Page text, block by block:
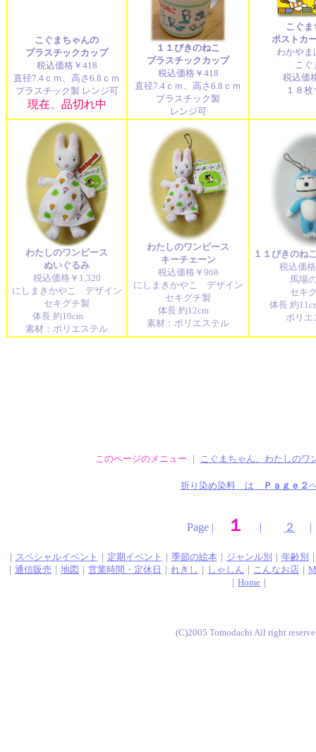
こぐまちゃんの
プラスチックカップ
税込価格￥418
直径7.4ｃｍ、高さ6.8ｃｍ
プラスチック製 レンジ可
現在、品切れ中
１１ぴきのねこ
プラスチックカップ
税込価格￥418
直径7.4ｃｍ、高さ6.8ｃｍ
プラスチック製
レンジ可
こぐま
ポストカ
わかや
こぐ
税込価
１８
わたしのワンピース
ぬいぐるみ
税込価格￥1,320
にしまきかやこ デザイン
セキグチ製
体長 約19cm
素材：ポリエステル
わたしのワンピース
キーチェーン
税込価格￥968
にしまきかやこ デザイン
セキグチ製
体長 約12cm
素材：ポリエステル
１１ぴきのね
税込価
馬場
セキ
体長 約
ポリエ
このページのメニュー ｜ こぐまちゃん、わたしのワ
折り染め染料 は Ｐａｇｅ２
Page | １ | ２ |
｜ スペシャルイベント ｜ 定期イベント ｜ 季節の絵本 ｜ ジャンル別 ｜ 年齢別
｜ 通信販売 ｜ 地図 ｜ 営業時間・定休日 ｜ れきし ｜ しゃしん ｜ こんなお店 ｜
｜ Home ｜
(C)2005 Tomodachi All right